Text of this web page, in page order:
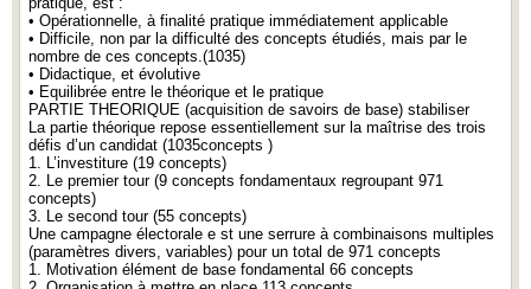
• Opérationnelle, à finalité pratique immédiatement applicable
• Difficile, non par la difficulté des concepts étudiés, mais par le
nombre de ces concepts.(1035)
• Didactique, et évolutive
• Equilibrée entre le théorique et le pratique
PARTIE THEORIQUE (acquisition de savoirs de base) stabiliser
La partie théorique repose essentiellement sur la maîtrise des trois
défis d’un candidat (1035concepts )
1. L’investiture (19 concepts)
2. Le premier tour (9 concepts fondamentaux regroupant 971
concepts)
3. Le second tour (55 concepts)
Une campagne électorale e st une serrure à combinaisons multiples
(paramètres divers, variables) pour un total de 971 concepts
1. Motivation élément de base fondamental 66 concepts